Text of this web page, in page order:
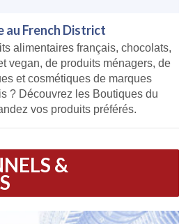
au French District
alimentaires français, chocolats,
vegan, de produits ménagers, de
et cosmétiques de marques
? Découvrez les Boutiques du
vos produits préférés.
&